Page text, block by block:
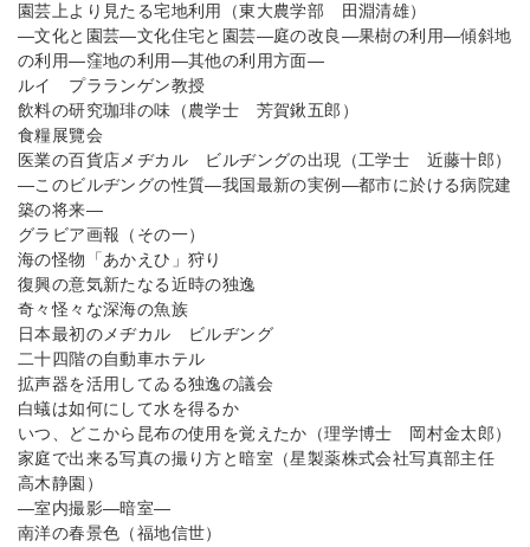
園芸上より見たる宅地利用（東大農学部 田淵清雄）
―文化と園芸―文化住宅と園芸―庭の改良―果樹の利用―傾斜地
の利用―窪地の利用―其他の利用方面―
ルイ プラランゲン教授
飲料の研究珈琲の味（農学士 芳賀鍬五郎）
食糧展覽会
医業の百貨店メヂカル ビルヂングの出現（工学士 近藤十郎）
―このビルヂングの性質―我国最新の実例―都市に於ける病院建
築の将来―
グラビア画報（その一）
海の怪物「あかえひ」狩り
復興の意気新たなる近時の独逸
奇々怪々な深海の魚族
日本最初のメヂカル ビルヂング
二十四階の自動車ホテル
拡声器を活用してゐる独逸の議会
白蟻は如何にして水を得るか
いつ、どこから昆布の使用を覚えたか（理学博士 岡村金太郎）
家庭で出来る写真の撮り方と暗室（星製薬株式会社写真部主任
高木静園）
―室内撮影―暗室―
南洋の春景色（福地信世）